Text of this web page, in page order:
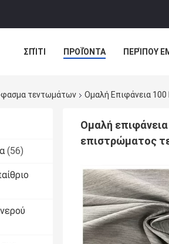
ΣΠΊΤΙ ΠΡΟΪΌΝΤΑ ΠΕΡΊΠΟΥ
τεντωμάτων Ομαλή Επιφάνεια
(56)
Ομαλή
επιστρώματος